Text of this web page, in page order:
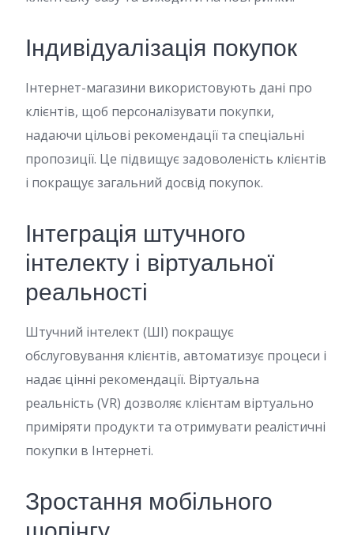
Індивідуалізація покупок
Інтернет-магазини використовують дані про
клієнтів, щоб персоналізувати покупки,
надаючи цільові рекомендації та спеціальні
пропозиції. Це підвищує задоволеність клієнтів
і покращує загальний досвід покупок.
Інтеграція штучного
інтелекту і віртуальної
реальності
Штучний інтелект (ШІ) покращує
обслуговування клієнтів, автоматизує процеси і
надає цінні рекомендації. Віртуальна
реальність (VR) дозволяє клієнтам віртуально
приміряти продукти та отримувати реалістичні
покупки в Інтернеті.
Зростання мобільного